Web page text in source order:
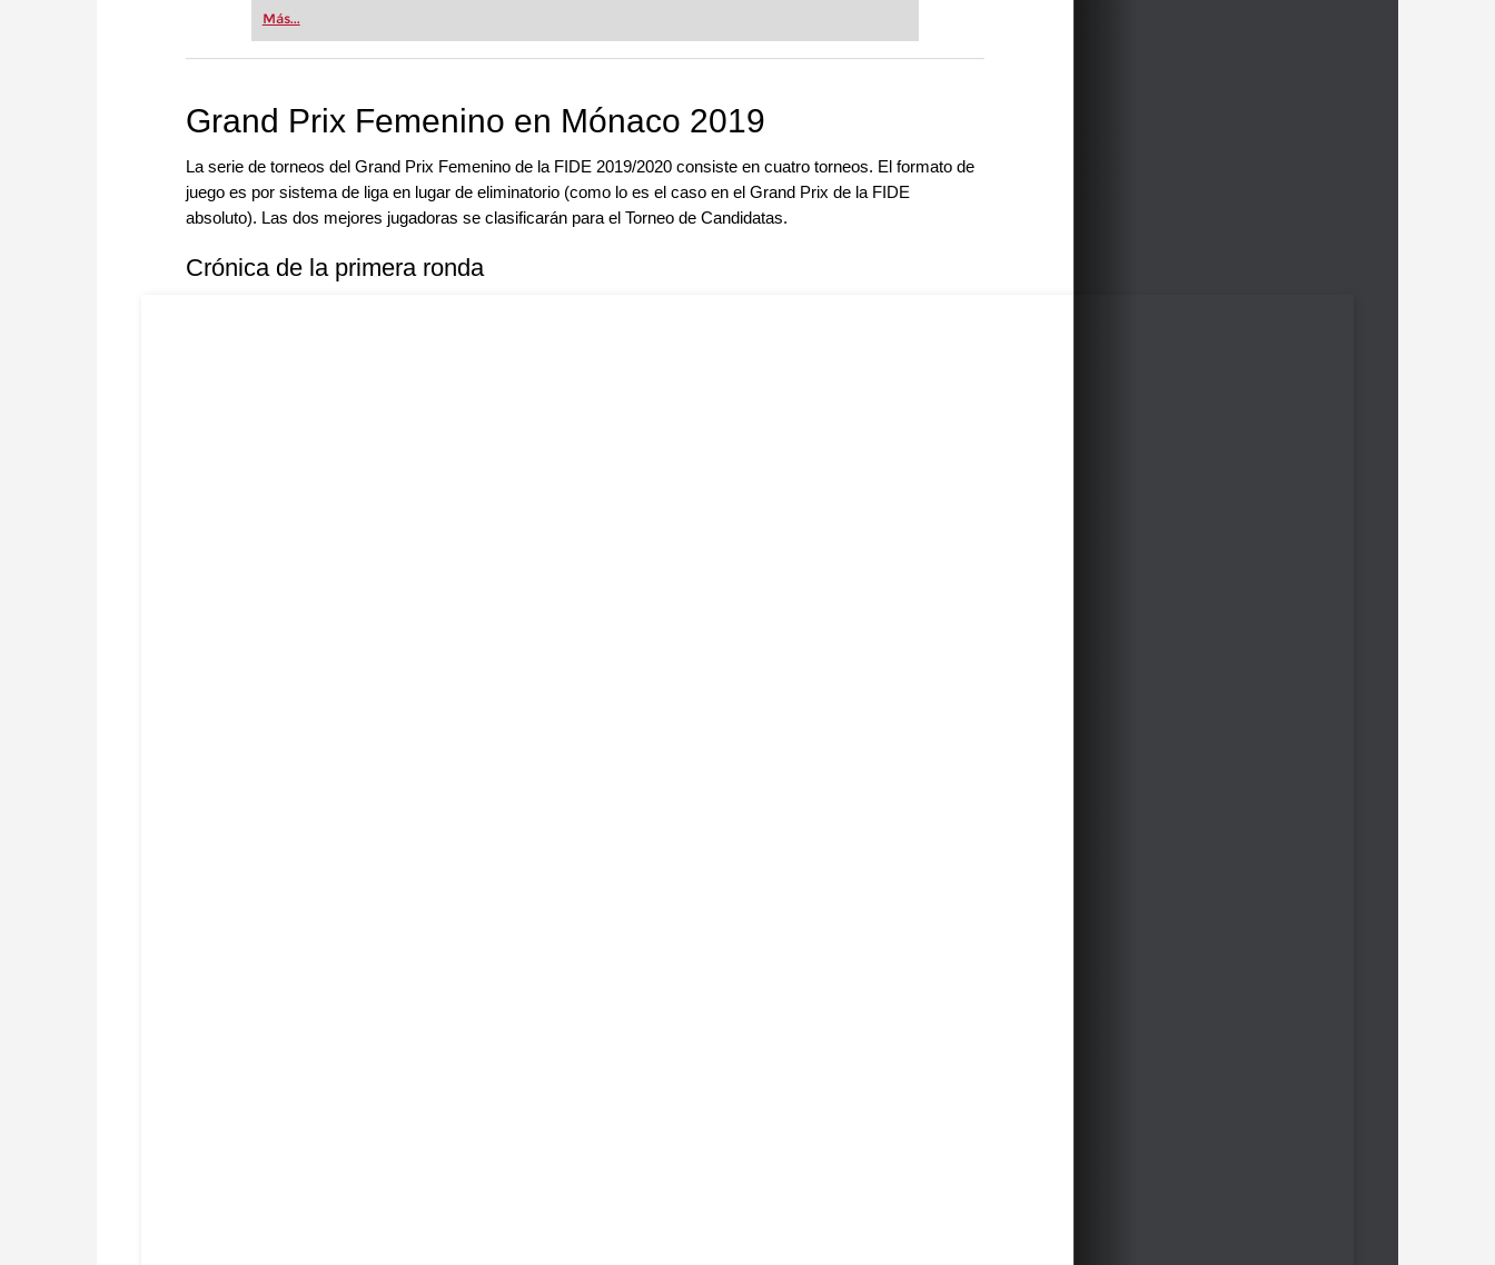
(Der Spiegel) y ofrece todo lo que necesita el ajedrecista. La novedad
neuronal de inteligencia artificial, "Fat Fritz".
Más...
Grand Prix Femenino en Mónaco 2019
La serie de torneos del Grand Prix Femenino de la FIDE 2019/2020 consiste en cuatro torneos. El formato de
juego es por sistema de liga en lugar de eliminatorio (como lo es el caso en el Grand Prix de la FIDE
absoluto). Las dos mejores jugadoras se clasificarán para el Torneo de Candidatas.
Crónica de la primera ronda